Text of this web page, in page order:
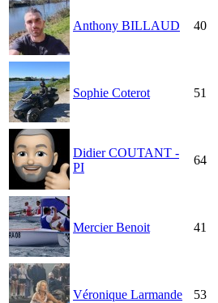
Anthony BILLAUD 40
Sophie Coterot 51
Didier COUTANT -
PI
64
Mercier Benoit 41
Véronique Larmande 53